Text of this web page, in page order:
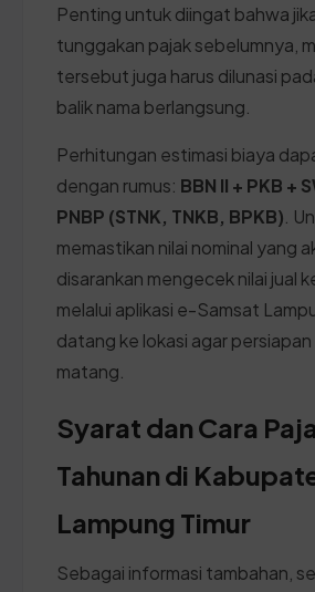
Penting untuk diingat bahwa
tunggakan pajak sebelumnya,
tersebut juga harus dilunasi
balik nama berlangsung.
Perhitungan estimasi biaya
dengan rumus: BBN II + PKB +
PNBP (STNK, TNKB, BPKB) .
memastikan nilai nominal yang
disarankan mengecek nilai jual
melalui aplikasi e-Samsat
datang ke lokasi agar
matang.
Syarat dan Cara
Tahunan di
Lampung Timur
Sebagai informasi tambahan,